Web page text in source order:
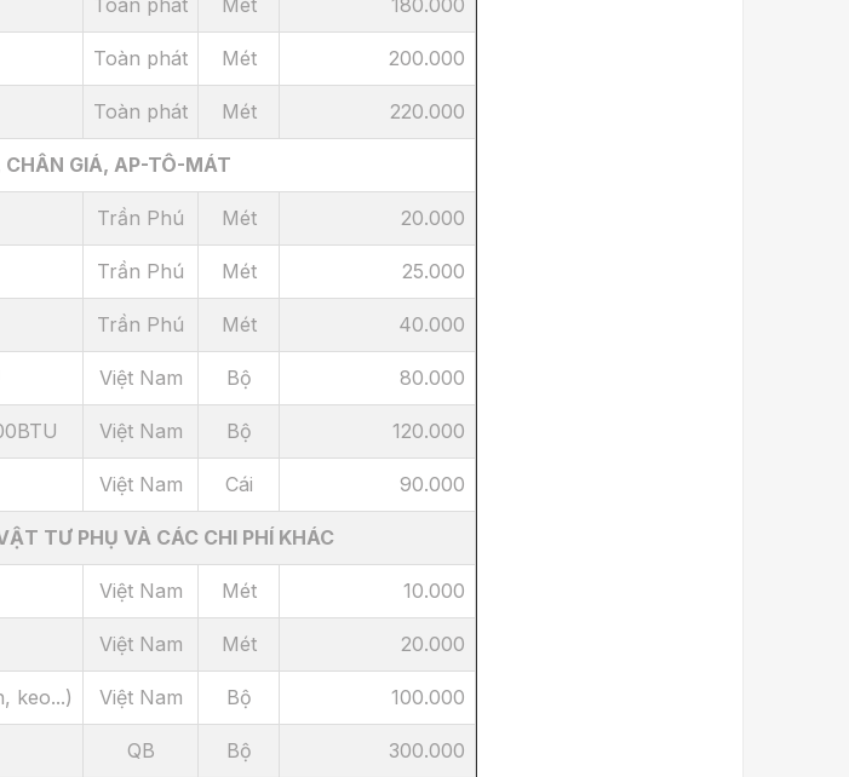
Toàn phát Mét 200.000
Toàn phát Mét 220.000
CHÂN GIÁ, AP-TÔ-MÁT
Trần Phú Mét 20.000
Trần Phú Mét 25.000
Trần Phú Mét 40.000
Việt Nam Bộ 80.000
Việt Nam Bộ 120.000
Việt Nam Cái 90.000
TƯ PHỤ VÀ CÁC CHI PHÍ KHÁC
Việt Nam Mét 10.000
Việt Nam Mét 20.000
keo...) Việt Nam Bộ 100.000
QB Bộ
300.000